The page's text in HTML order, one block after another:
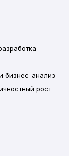
бизнес-анализ
рост